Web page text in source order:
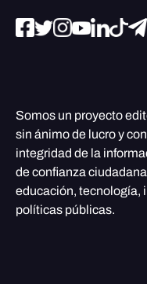
Somos un proyecto
sin ánimo de lucro y
integridad de la
de confianza
educación, tecnología,
políticas públicas.